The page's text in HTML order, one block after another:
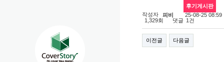
후기게시판
작성자 피비
25-08-25 08:59
1,329회
댓글 1건
이전글 다음글